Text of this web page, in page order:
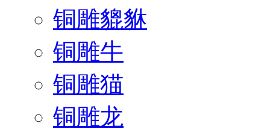
铜雕貔貅
铜雕牛
铜雕猫
铜雕龙